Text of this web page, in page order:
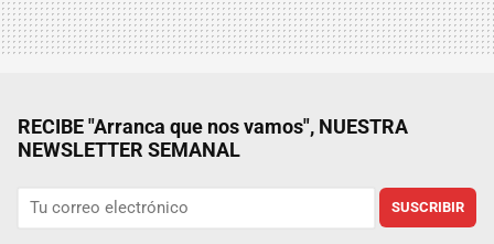
RECIBE "Arranca que nos vamos", NUESTRA
NEWSLETTER SEMANAL
SUSCRIBIR